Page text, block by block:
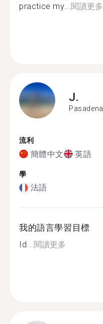
practice my...閱讀更多
J.
Pasadena
流利
簡體中文 英語
學
法語
我的語言學習目標
Id...閱讀更多